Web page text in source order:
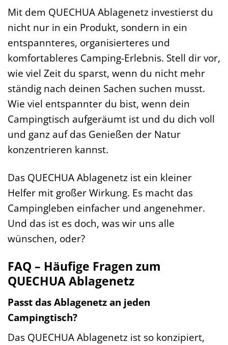
Mit dem QUECHUA Ablagenetz investierst du
nicht nur in ein Produkt, sondern in ein
entspannteres, organisierteres und
komfortableres Camping-Erlebnis. Stell dir vor,
wie viel Zeit du sparst, wenn du nicht mehr
ständig nach deinen Sachen suchen musst.
Wie viel entspannter du bist, wenn dein
Campingtisch aufgeräumt ist und du dich voll
und ganz auf das Genießen der Natur
konzentrieren kannst.
Das QUECHUA Ablagenetz ist ein kleiner
Helfer mit großer Wirkung. Es macht das
Campingleben einfacher und angenehmer.
Und das ist es doch, was wir uns alle
wünschen, oder?
FAQ – Häufige Fragen zum
QUECHUA Ablagenetz
Passt das Ablagenetz an jeden
Campingtisch?
Das QUECHUA Ablagenetz ist so konzipiert,